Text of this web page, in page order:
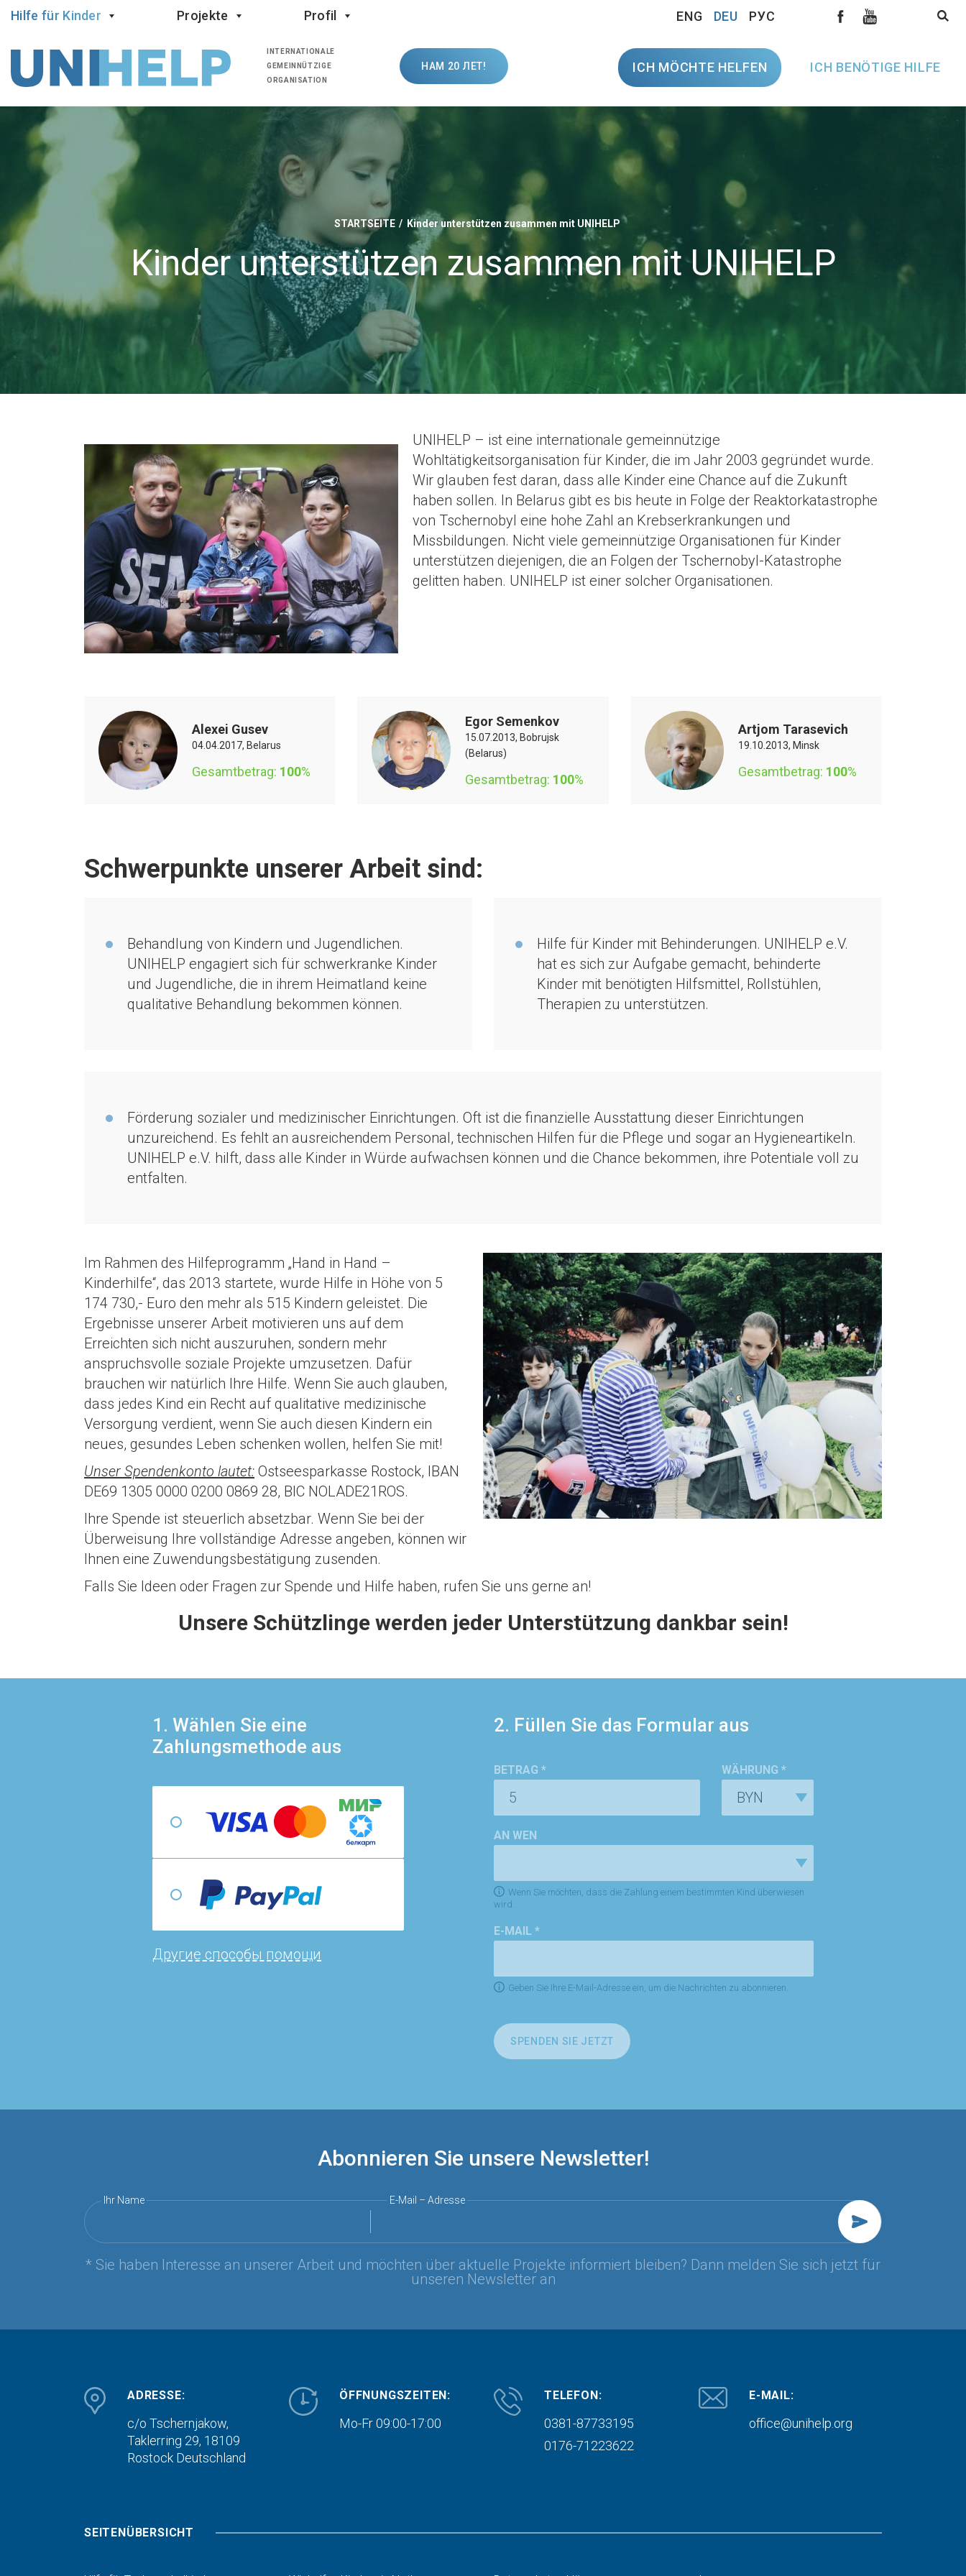
Hilfe für Kinder Projekte Profil ENG DEU РУС
INTERNATIONALE
GEMEINNÜTZIGE
ORGANISATION
НАМ 20 ЛЕТ! ICH MÖCHTE HELFEN ICH BENÖTIGE HILFE
STARTSEITE Kinder unterstützen zusammen mit UNIHELP
Kinder unterstützen zusammen mit UNIHELP
UNIHELP – ist eine internationale gemeinnützige
Wohltätigkeitsorganisation für Kinder, die im Jahr 2003 gegründet wurde.
Wir glauben fest daran, dass alle Kinder eine Chance auf die Zukunft
haben sollen. In Belarus gibt es bis heute in Folge der Reaktorkatastrophe
von Tschernobyl eine hohe Zahl an Krebserkrankungen und
Missbildungen. Nicht viele gemeinnützige Organisationen für Kinder
unterstützen diejenigen, die an Folgen der Tschernobyl-Katastrophe
gelitten haben. UNIHELP ist einer solcher Organisationen.
Alexei Gusev
04.04.2017, Belarus
Gesamtbetrag: 100%
Egor Semenkov
15.07.2013, Bobrujsk
(Belarus)
Gesamtbetrag: 100%
Artjom Tarasevich
19.10.2013, Minsk
Gesamtbetrag: 100%
Schwerpunkte unserer Arbeit sind:
Behandlung von Kindern und Jugendlichen.
UNIHELP engagiert sich für schwerkranke Kinder
und Jugendliche, die in ihrem Heimatland keine
qualitative Behandlung bekommen können.
Hilfe für Kinder mit Behinderungen. UNIHELP e.V.
hat es sich zur Aufgabe gemacht, behinderte
Kinder mit benötigten Hilfsmittel, Rollstühlen,
Therapien zu unterstützen.
Förderung sozialer und medizinischer Einrichtungen. Oft ist die finanzielle Ausstattung dieser Einrichtungen
unzureichend. Es fehlt an ausreichendem Personal, technischen Hilfen für die Pflege und sogar an Hygieneartikeln.
UNIHELP e.V. hilft, dass alle Kinder in Würde aufwachsen können und die Chance bekommen, ihre Potentiale voll zu
entfalten.
Im Rahmen des Hilfeprogramm „Hand in Hand –
Kinderhilfe“, das 2013 startete, wurde Hilfe in Höhe von 5
174 730,- Euro den mehr als 515 Kindern geleistet. Die
Ergebnisse unserer Arbeit motivieren uns auf dem
Erreichten sich nicht auszuruhen, sondern mehr
anspruchsvolle soziale Projekte umzusetzen. Dafür
brauchen wir natürlich Ihre Hilfe. Wenn Sie auch glauben,
dass jedes Kind ein Recht auf qualitative medizinische
Versorgung verdient, wenn Sie auch diesen Kindern ein
neues, gesundes Leben schenken wollen, helfen Sie mit!
Unser Spendenkonto lautet: Ostseesparkasse Rostock, IBAN
DE69 1305 0000 0200 0869 28, BIC NOLADE21ROS.
Ihre Spende ist steuerlich absetzbar. Wenn Sie bei der
Überweisung Ihre vollständige Adresse angeben, können wir
Ihnen eine Zuwendungsbestätigung zusenden.
Falls Sie Ideen oder Fragen zur Spende und Hilfe haben, rufen Sie uns gerne an!
Unsere Schützlinge werden jeder Unterstützung dankbar sein!
1. Wählen Sie eine
Zahlungsmethode aus
Другие способы помощи
2. Füllen Sie das Formular aus
BETRAG * WÄHRUNG *
AN WEN
Wenn Sie möchten, dass die Zahlung einem bestimmten Kind überwiesen
wird.
E-MAIL *
Geben Sie Ihre E-Mail-Adresse ein, um die Nachrichten zu abonnieren.
SPENDEN SIE JETZT
Abonnieren Sie unsere Newsletter!
Ihr Name E-Mail – Adresse
* Sie haben Interesse an unserer Arbeit und möchten über aktuelle Projekte informiert bleiben? Dann melden Sie sich jetzt für
unseren Newsletter an
ADRESSE:
c/o Tschernjakow,
Taklerring 29, 18109
Rostock Deutschland
ÖFFNUNGSZEITEN:
Mo-Fr 09:00-17:00
TELEFON:
0381-87733195
0176-71223622
E-MAIL:
office@unihelp.org
SEITENÜBERSICHT